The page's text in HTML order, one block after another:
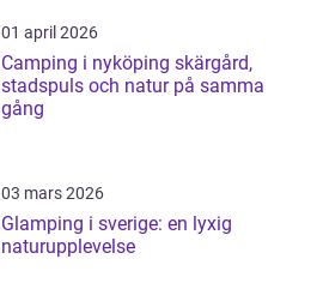
01 april 2026
Camping i nyköping skärgård,
stadspuls och natur på samma
gång
03 mars 2026
Glamping i sverige: en lyxig
naturupplevelse